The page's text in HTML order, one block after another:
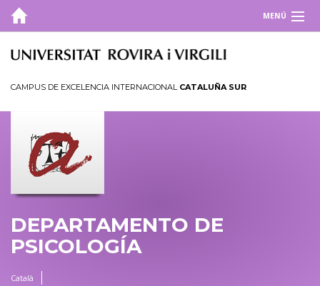
MENÚ
DEPARTAMENTO
UTILIDADES
INFORMACIÓN ACADÉMICA
CAMPUS DE EXCELENCIA INTERNACIONAL CATALUÑA SUR
DEPARTAMENTO DE
PSICOLOGÍA
Català